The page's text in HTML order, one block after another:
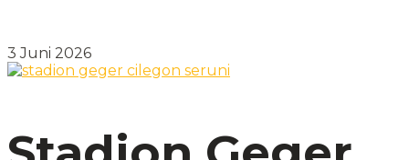
3 Juni 2026